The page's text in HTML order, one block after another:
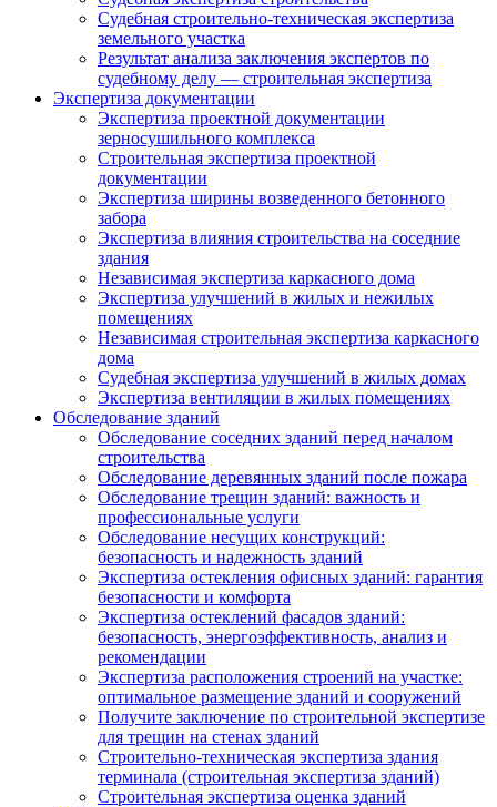
Судебная строительно-техническая экспертиза
земельного участка
Результат анализа заключения экспертов по
судебному делу — строительная экспертиза
Экспертиза документации
Экспертиза проектной документации
зерносушильного комплекса
Строительная экспертиза проектной
документации
Экспертиза ширины возведенного бетонного
забора
Экспертиза влияния строительства на соседние
здания
Независимая экспертиза каркасного дома
Экспертиза улучшений в жилых и нежилых
помещениях
Независимая строительная экспертиза каркасного
дома
Судебная экспертиза улучшений в жилых домах
Экспертиза вентиляции в жилых помещениях
Обследование зданий
Обследование соседних зданий перед началом
строительства
Обследование деревянных зданий после пожара
Обследование трещин зданий: важность и
профессиональные услуги
Обследование несущих конструкций:
безопасность и надежность зданий
Экспертиза остекления офисных зданий: гарантия
безопасности и комфорта
Экспертиза остеклений фасадов зданий:
безопасность, энергоэффективность, анализ и
рекомендации
Экспертиза расположения строений на участке:
оптимальное размещение зданий и сооружений
Получите заключение по строительной экспертизе
для трещин на стенах зданий
Строительно-техническая экспертиза здания
терминала (строительная экспертиза зданий)
Строительная экспертиза оценка зданий